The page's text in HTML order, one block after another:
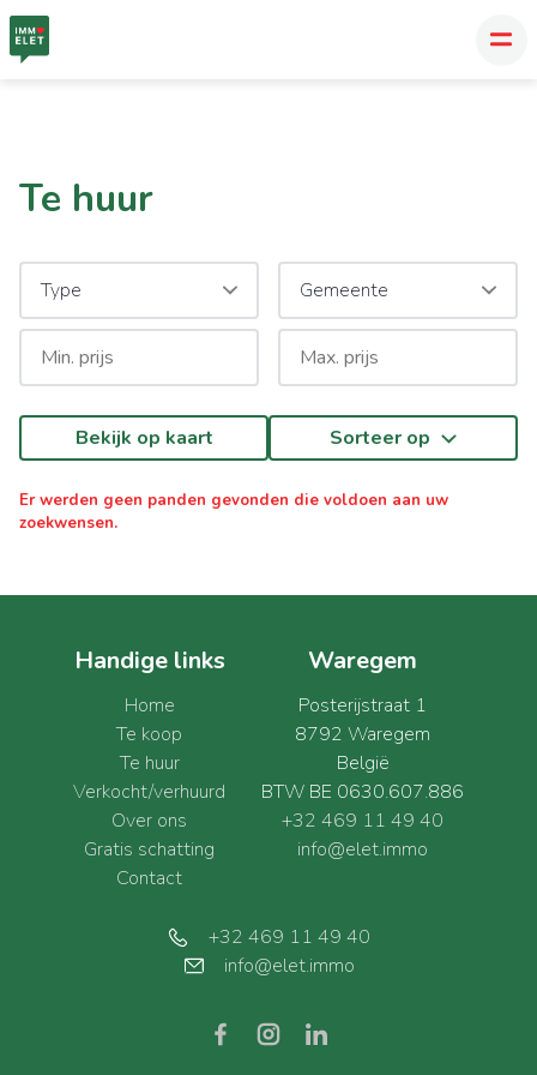
Te huur
Type Gemeente
Bekijk op kaart Sorteer op
Er werden geen panden gevonden die voldoen aan uw
zoekwensen.
Handige links
Home
Te koop
Te huur
Verkocht/verhuurd
Over ons
Gratis schatting
Contact
Waregem
Posterijstraat 1
8792 Waregem
België
BTW BE 0630.607.886
+32 469 11 49 40
info@elet.immo
+32 469 11 49 40
info@elet.immo